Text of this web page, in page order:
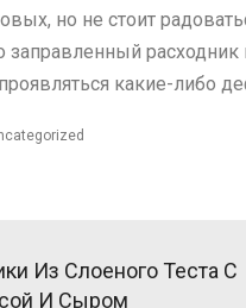
но не стоит
заправленный
какие-либо
Из Слоеного Теста С
И Сыром